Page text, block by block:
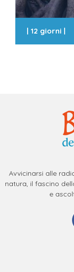
|12 giorni |
Avvicinarsi alle
natura, il fascino
e